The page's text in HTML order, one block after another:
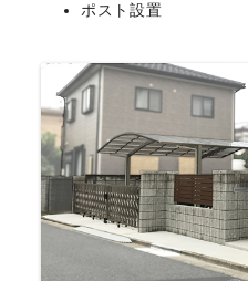
ポスト設置